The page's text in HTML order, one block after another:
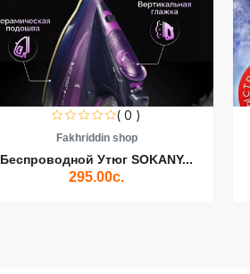
( 0 )
Fakhriddin shop
Беспроводной Утюг SOKANY...
295.00с.